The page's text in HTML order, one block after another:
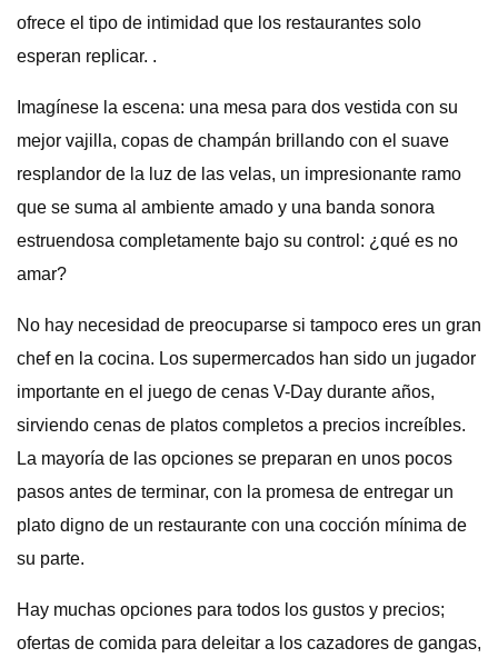
ofrece el tipo de intimidad que los restaurantes solo
esperan replicar. .
Imagínese la escena: una mesa para dos vestida con su
mejor vajilla, copas de champán brillando con el suave
resplandor de la luz de las velas, un impresionante ramo
que se suma al ambiente amado y una banda sonora
estruendosa completamente bajo su control: ¿qué es no
amar?
No hay necesidad de preocuparse si tampoco eres un gran
chef en la cocina. Los supermercados han sido un jugador
importante en el juego de cenas V-Day durante años,
sirviendo cenas de platos completos a precios increíbles.
La mayoría de las opciones se preparan en unos pocos
pasos antes de terminar, con la promesa de entregar un
plato digno de un restaurante con una cocción mínima de
su parte.
Hay muchas opciones para todos los gustos y precios;
ofertas de comida para deleitar a los cazadores de gangas,